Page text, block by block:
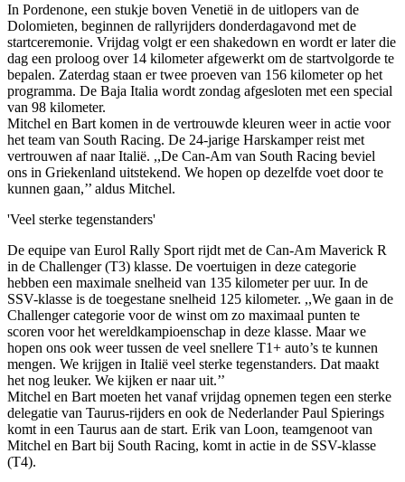
In Pordenone, een stukje boven Venetië in de uitlopers van de
Dolomieten, beginnen de rallyrijders donderdagavond met de
startceremonie. Vrijdag volgt er een shakedown en wordt er later die
dag een proloog over 14 kilometer afgewerkt om de startvolgorde te
bepalen. Zaterdag staan er twee proeven van 156 kilometer op het
programma. De Baja Italia wordt zondag afgesloten met een special
van 98 kilometer.
Mitchel en Bart komen in de vertrouwde kleuren weer in actie voor
het team van South Racing. De 24-jarige Harskamper reist met
vertrouwen af naar Italië. ,,De Can-Am van South Racing beviel
ons in Griekenland uitstekend. We hopen op dezelfde voet door te
kunnen gaan,’’ aldus Mitchel.
'Veel sterke tegenstanders'
De equipe van Eurol Rally Sport rijdt met de Can-Am Maverick R
in de Challenger (T3) klasse. De voertuigen in deze categorie
hebben een maximale snelheid van 135 kilometer per uur. In de
SSV-klasse is de toegestane snelheid 125 kilometer. ,,We gaan in de
Challenger categorie voor de winst om zo maximaal punten te
scoren voor het wereldkampioenschap in deze klasse. Maar we
hopen ons ook weer tussen de veel snellere T1+ auto’s te kunnen
mengen. We krijgen in Italië veel sterke tegenstanders. Dat maakt
het nog leuker. We kijken er naar uit.’’
Mitchel en Bart moeten het vanaf vrijdag opnemen tegen een sterke
delegatie van Taurus-rijders en ook de Nederlander Paul Spierings
komt in een Taurus aan de start. Erik van Loon, teamgenoot van
Mitchel en Bart bij South Racing, komt in actie in de SSV-klasse
(T4).